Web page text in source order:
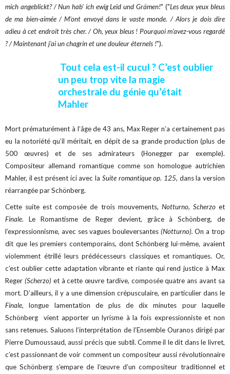
mich angeblickt? / Nun hab' ich ewig Leid und Grämen!" ("Les deux yeux bleus
de ma bien-aimée / M'ont envoyé dans le vaste monde. / Alors je dois dire
adieu à cet endroit très cher. / Oh, yeux bleus ! Pourquoi m'avez-vous regardé
? / Maintenant j'ai un chagrin et une douleur éternels !").
Tout cela est-il cucul ? C’est oublier
un peu trop vite la magie
orchestrale du génie qu’était
Mahler
Mort prématurément à l’âge de 43 ans, Max Reger n’a certainement pas
eu la notoriété qu’il méritait, en dépit de sa grande production (plus de
500 œuvres) et de ses admirateurs (Honegger par exemple).
Compositeur allemand romantique comme son homologue autrichien
Mahler, il est présent ici avec la Suite romantique op. 125, dans la version
réarrangée par Schönberg.
Cette suite est composée de trois mouvements, Notturno, Scherzoet
Finale. Le Romantisme de Reger devient, grâce à Schönberg, de
l’expressionnisme, avec ses vagues bouleversantes (Notturno). On a trop
dit que les premiers contemporains, dont Schönberg lui-même, avaient
violemment étrillé leurs prédécesseurs classiques et romantiques. Or,
c’est oublier cette adaptation vibrante et riante qui rend justice à Max
Reger (Scherzo) et à cette œuvre tardive, composée quatre ans avant sa
mort. D’ailleurs, il y a une dimension crépusculaire, en particulier dans le
Finale, longue lamentation de plus de dix minutes pour laquelle
Schönberg vient apporter un lyrisme à la fois expressionniste et non
sans retenues. Saluons l’interprétation de l’Ensemble Ouranos dirigé par
Pierre Dumoussaud, aussi précis que subtil. Comme il le dit dans le livret,
c’est passionnant de voir comment un compositeur aussi révolutionnaire
que Schönberg s’empare de l’œuvre d’un compositeur traditionnel et